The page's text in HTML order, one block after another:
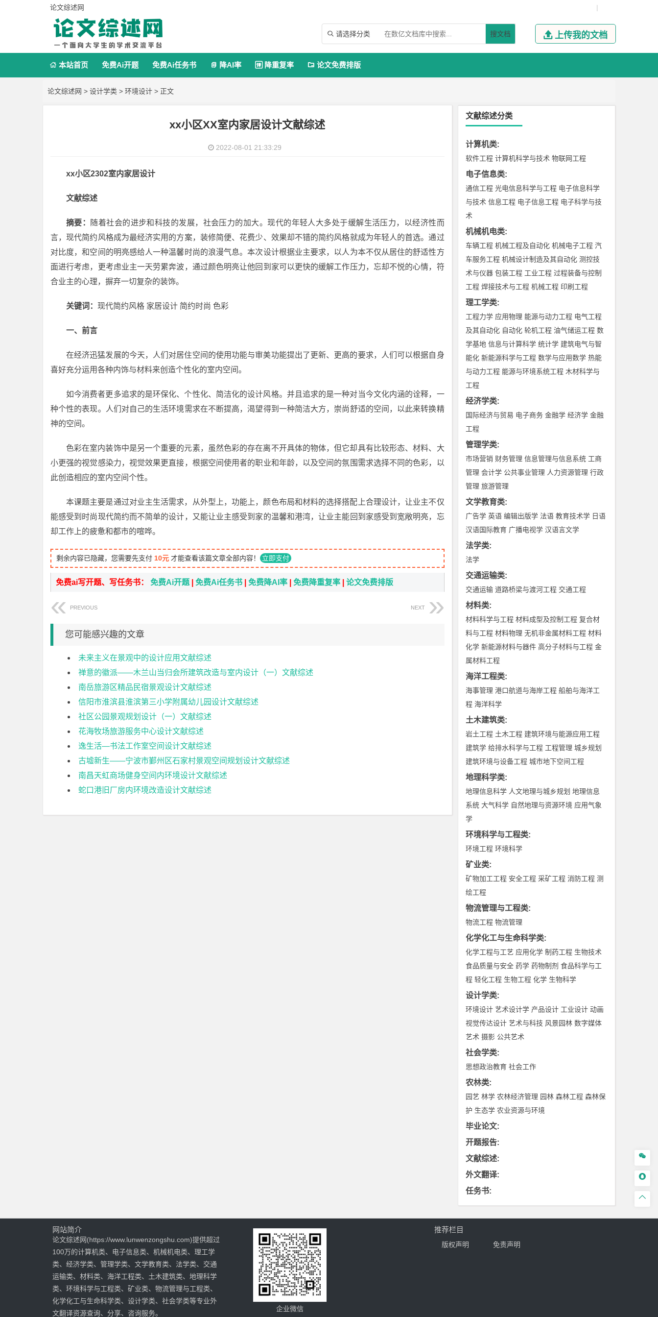
论文综述网 |
 请选择分类 搜文档  上传我的文档
 本站首页 免费Ai开题 免费Ai任务书  降AI率  降重复率  论文免费排版
论文综述网 > 设计学类 > 环境设计 > 正文
xx小区XX室内家居设计文献综述
2022-08-01 21:33:29
xx小区2302室内家居设计
文献综述
摘要： 随着社会的进步和科技的发展，社会压力的加大。现代的年轻人大多处于缓解生活压力，以经济性而
言，现代简约风格成为最经济实用的方案，装修简便、花费少、效果却不错的简约风格就成为年轻人的首选。通过
对比度，和空间的明亮感给人一种温馨时尚的浪漫气息。本次设计根据业主要求，以人为本不仅从居住的舒适性方
面进行考虑，更考虑业主一天劳累奔波，通过颜色明亮让他回到家可以更快的缓解工作压力，忘却不悦的心情，符
合业主的心理，摒弃一切复杂的装饰。
关键词： 现代简约风格 家居设计 简约时尚 色彩
一、前言
在经济迅猛发展的今天，人们对居住空间的使用功能与审美功能提出了更新、更高的要求，人们可以根据自身
喜好充分运用各种内饰与材料来创造个性化的室内空间。
如今消费者更多追求的是环保化、个性化、简洁化的设计风格。并且追求的是一种对当今文化内涵的诠释，一
种个性的表现。人们对自己的生活环境需求在不断提高，渴望得到一种简洁大方，崇尚舒适的空间，以此来转换精
神的空间。
色彩在室内装饰中是另一个重要的元素，虽然色彩的存在离不开具体的物体，但它却具有比较形态、材料、大
小更强的视觉感染力，视觉效果更直接，根据空间使用者的职业和年龄，以及空间的氛围需求选择不同的色彩，以
此创造相应的室内空间个性。
本课题主要是通过对业主生活需求，从外型上，功能上，颜色布局和材料的选择搭配上合理设计，让业主不仅
能感受到时尚现代简约而不简单的设计，又能让业主感受到家的温馨和港湾，让业主能回到家感受到宽敞明亮，忘
却工作上的疲惫和都市的喧哗。
剩余内容已隐藏，您需要先支付 10元 才能查看该篇文章全部内容！ 立即支付
免费ai写开题、写任务书： 免费Ai开题 免费Ai任务书 免费降AI率 免费降重复率 论文免费排版
PREVIOUS NEXT
您可能感兴趣的文章
未来主义在景观中的设计应用文献综述
禅意的徽派——木兰山当归会所建筑改造与室内设计（一）文献综述
南岳旅游区精品民宿景观设计文献综述
信阳市淮滨县淮滨第三小学附属幼儿园设计文献综述
社区公园景观规划设计（一）文献综述
花海牧场旅游服务中心设计文献综述
逸生活—书法工作室空间设计文献综述
古墟新生——宁波市鄞州区石家村景观空间规划设计文献综述
南昌天虹商场健身空间内环境设计文献综述
蛇口港旧厂房内环境改造设计文献综述
文献综述分类
计算机类:
软件工程 计算机科学与技术 物联网工程
电子信息类:
通信工程 光电信息科学与工程 电子信息科学
与技术 信息工程 电子信息工程 电子科学与技
术
机械机电类:
车辆工程 机械工程及自动化 机械电子工程 汽
车服务工程 机械设计制造及其自动化 测控技
术与仪器 包装工程 工业工程 过程装备与控制
工程 焊接技术与工程 机械工程 印刷工程
理工学类:
工程力学 应用物理 能源与动力工程 电气工程
及其自动化 自动化 轮机工程 油气储运工程 数
学基地 信息与计算科学 统计学 建筑电气与智
能化 新能源科学与工程 数学与应用数学 热能
与动力工程 能源与环境系统工程 木材科学与
工程
经济学类:
国际经济与贸易 电子商务 金融学 经济学 金融
工程
管理学类:
市场营销 财务管理 信息管理与信息系统 工商
管理 会计学 公共事业管理 人力资源管理 行政
管理 旅游管理
文学教育类:
广告学 英语 编辑出版学 法语 教育技术学 日语
汉语国际教育 广播电视学 汉语言文学
法学类:
法学
交通运输类:
交通运输 道路桥梁与渡河工程 交通工程
材料类:
材料科学与工程 材料成型及控制工程 复合材
料与工程 材料物理 无机非金属材料工程 材料
化学 新能源材料与器件 高分子材料与工程 金
属材料工程
海洋工程类:
海事管理 港口航道与海岸工程 船舶与海洋工
程 海洋科学
土木建筑类:
岩土工程 土木工程 建筑环境与能源应用工程
建筑学 给排水科学与工程 工程管理 城乡规划
建筑环境与设备工程 城市地下空间工程
地理科学类:
地理信息科学 人文地理与城乡规划 地理信息
系统 大气科学 自然地理与资源环境 应用气象
学
环境科学与工程类:
环境工程 环境科学
矿业类:
矿物加工工程 安全工程 采矿工程 消防工程 测
绘工程
物流管理与工程类:
物流工程 物流管理
化学化工与生命科学类:
化学工程与工艺 应用化学 制药工程 生物技术
食品质量与安全 药学 药物制剂 食品科学与工
程 轻化工程 生物工程 化学 生物科学
设计学类:
环境设计 艺术设计学 产品设计 工业设计 动画
视觉传达设计 艺术与科技 风景园林 数字媒体
艺术 摄影 公共艺术
社会学类:
思想政治教育 社会工作
农林类:
园艺 林学 农林经济管理 园林 森林工程 森林保
护 生态学 农业资源与环境
毕业论文:
开题报告:
文献综述:
外文翻译:
任务书:



网站简介
论文综述网(https://www.lunwenzongshu.com)提供超过
100万的计算机类、电子信息类、机械机电类、理工学
类、经济学类、管理学类、文学教育类、法学类、交通
运输类、材料类、海洋工程类、土木建筑类、地理科学
类、环境科学与工程类、矿业类、物流管理与工程类、
化学化工与生命科学类、设计学类、社会学类等专业外
文翻译资源查询、分享、咨询服务。
企业微信
推荐栏目
版权声明 免责声明